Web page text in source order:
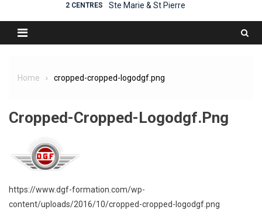
2 CENTRES Ste Marie & St Pierre
Home cropped-cropped-logodgf.png
Cropped-Cropped-Logodgf.png
https://www.dgf-formation.com/wp-
content/uploads/2016/10/cropped-cropped-logodgf.png